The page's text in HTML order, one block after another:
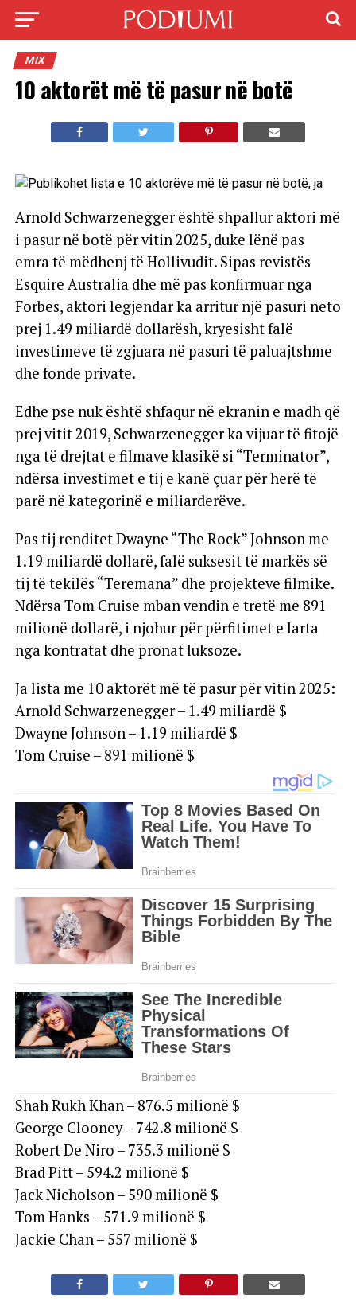
MIX
10 aktorët më të pasur në botë
Arnold Schwarzenegger është shpallur aktori më
i pasur në botë për vitin 2025, duke lënë pas
emra të mëdhenj të Hollivudit. Sipas revistës
Esquire Australia dhe më pas konfirmuar nga
Forbes, aktori legjendar ka arritur një pasuri neto
prej 1.49 miliardë dollarësh, kryesisht falë
investimeve të zgjuara në pasuri të paluajtshme
dhe fonde private.
Edhe pse nuk është shfaqur në ekranin e madh që
prej vitit 2019, Schwarzenegger ka vijuar të fitojë
nga të drejtat e filmave klasikë si “Terminator”,
ndërsa investimet e tij e kanë çuar për herë të
parë në kategorinë e miliarderëve.
Pas tij renditet Dwayne “The Rock” Johnson me
1.19 miliardë dollarë, falë suksesit të markës së
tij të tekilës “Teremana” dhe projekteve filmike.
Ndërsa Tom Cruise mban vendin e tretë me 891
milionë dollarë, i njohur për përfitimet e larta
nga kontratat dhe pronat luksoze.
Ja lista me 10 aktorët më të pasur për vitin 2025:
Arnold Schwarzenegger – 1.49 miliardë $
Dwayne Johnson – 1.19 miliardë $
Tom Cruise – 891 milionë $
Shah Rukh Khan – 876.5 milionë $
George Clooney – 742.8 milionë $
Robert De Niro – 735.3 milionë $
Brad Pitt – 594.2 milionë $
Jack Nicholson – 590 milionë $
Tom Hanks – 571.9 milionë $
Jackie Chan – 557 milionë $